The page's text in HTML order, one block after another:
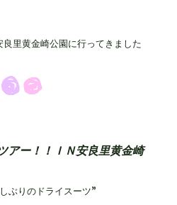
里黄金崎公園に行ってきました
アー！！ＩＮ安良里黄金崎
ぶりのドライスーツ”